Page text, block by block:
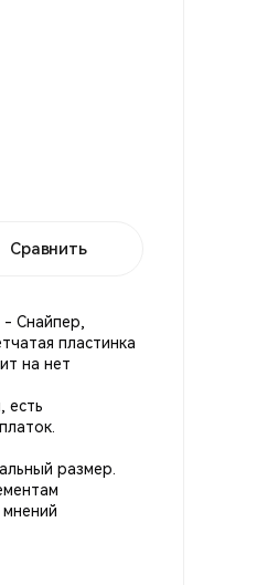
Сравнить
Снайпер,
пластинка
на нет
есть
размер.